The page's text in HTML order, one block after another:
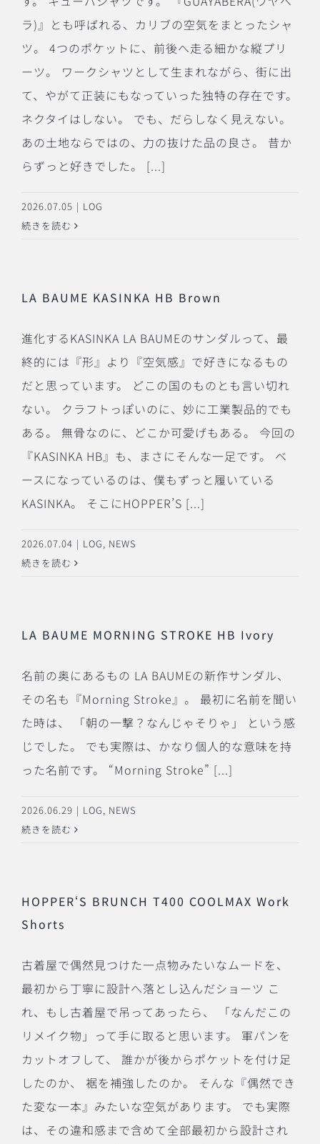
ラ)』とも呼ばれる、カリブの空気をまとったシャ
ツ。 4つのポケットに、前後へ走る細かな縦プリ
ーツ。 ワークシャツとして生まれながら、街に出
て、やがて正装にもなっていった独特の存在です。
ネクタイはしない。 でも、だらしなく見えない。
あの土地ならではの、力の抜けた品の良さ。 昔か
らずっと好きでした。 [...]
2026.07.05 | LOG
続きを読む
LA BAUME KASINKA HB Brown
進化するKASINKA LA BAUMEのサンダルって、最
終的には『形』より『空気感』で好きになるもの
だと思っています。 どこの国のものとも言い切れ
ない。 クラフトっぽいのに、妙に工業製品的でも
ある。 無骨なのに、どこか可愛げもある。 今回の
『KASINKA HB』も、まさにそんな一足です。 ベ
ースになっているのは、僕もずっと履いている
KASINKA。 そこにHOPPER’S [...]
2026.07.04 | LOG, NEWS
続きを読む
LA BAUME MORNING STROKE HB Ivory
名前の奥にあるもの LA BAUMEの新作サンダル、
その名も『Morning Stroke』。 最初に名前を聞い
た時は、 「朝の一撃？なんじゃそりゃ」 という感
じでした。 でも実際は、かなり個人的な意味を持
った名前です。 “Morning Stroke” [...]
2026.06.29 | LOG, NEWS
続きを読む
HOPPER‘S BRUNCH T400 COOLMAX Work
Shorts
古着屋で偶然見つけた一点物みたいなムードを、
最初から丁寧に設計へ落とし込んだショーツ こ
れ、もし古着屋で吊ってあったら、 「なんだこの
リメイク物」って手に取ると思います。 軍パンを
カットオフして、 誰かが後からポケットを付け足
したのか、 裾を補強したのか。 そんな『偶然でき
た変な一本』みたいな空気があります。 でも実際
は、その違和感まで含めて全部最初から設計され